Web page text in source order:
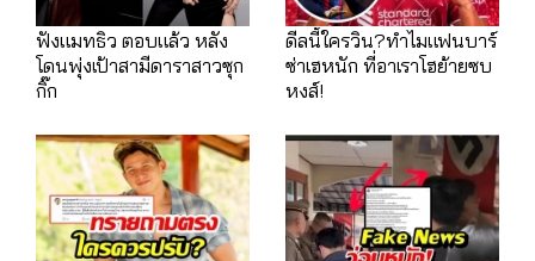
ฟังแมทธิว ตอบแล้ว หลัง
โดนพุ่งเป้าสามีดาราสาวซุก
กิ๊ก
ดีลนี้ใครวิน?ทำไมแฟนบาร์
ซ่าเฮหนัก ที่อาเราโฮย้ายซบ
หงส์!